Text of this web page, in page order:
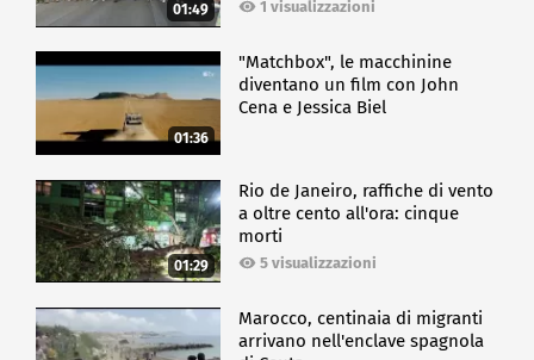
01:49 1 visualizzazioni
01:36
"Matchbox", le macchinine
diventano un film con John
Cena e Jessica Biel
01:29
Rio de Janeiro, raffiche di vento
a oltre cento all'ora: cinque
morti
5 visualizzazioni
Marocco, centinaia di migranti
arrivano nell'enclave spagnola